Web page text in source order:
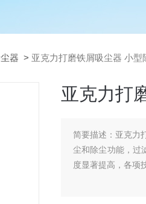
器 > 亚克力打磨铁屑吸尘器 小型
亚克力打
简要描述： 亚克力
尘和除尘功能，过
度显著提高，各项